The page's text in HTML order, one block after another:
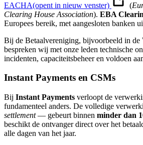
EACHA(opent in nieuw venster) (
Clearing House Association). EBA
Europees bereik, met aangesloten banken
Bij de Betaalvereniging, bijvoorbeeld in de
bespreken wij met onze leden technische
incidenten, capaciteitsbeheer en voldoen
Instant Payments en CSMs
Bij Instant Payments verloopt de
fundamenteel anders. De volledige
settlement— gebeurt binnen minder dan
beschikt de ontvanger direct over het
alle dagen van het jaar.